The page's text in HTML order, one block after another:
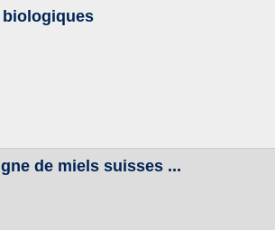
de miels suisses ...